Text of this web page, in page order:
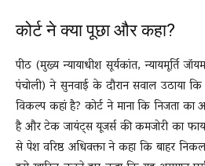
कोर्ट ने क्या पूछा और कहा?
पीठ (मुख्य न्यायाधीश सूर्यकांत, न्यायमूर्ति
पंचोली) ने सुनवाई के दौरान सवाल उठाया
विकल्प कहां है? कोर्ट ने माना कि निजता का
है और टेक जायंट्स यूजर्स की कमजोरी का
से पेश वरिष्ठ अधिवक्ता ने कहा कि बाहर